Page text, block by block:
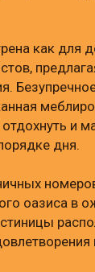
как для
и
дня.
оазиса в